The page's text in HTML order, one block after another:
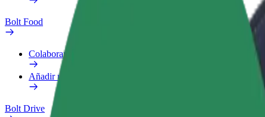
Bolt Food
Colaborar como repartidor
Añadir un restaurante o tienda
Bolt Drive